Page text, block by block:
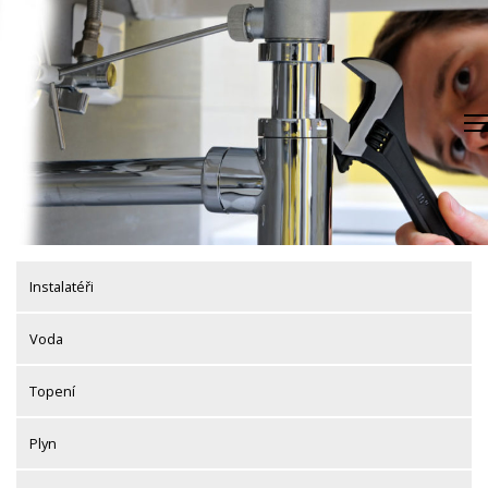
content
Instalatéři
Voda
Topení
Plyn